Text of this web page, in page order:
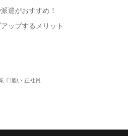
遣がおすすめ！
ップするメリット
日雇い 正社員